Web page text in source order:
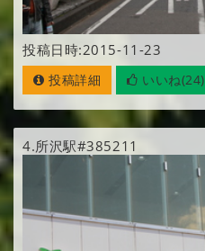
投稿日時:2015-11-23
投稿詳細 いいね(24)
4.所沢駅#385211